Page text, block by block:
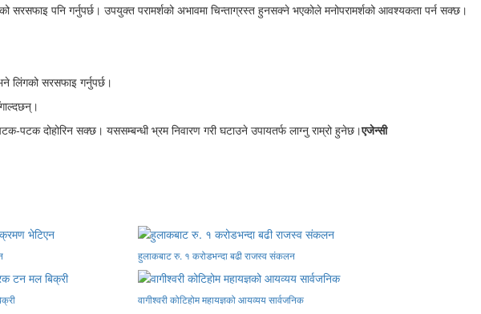
सरसफाइ पनि गर्नुपर्छ। उपयुक्त परामर्शको अभावमा चिन्ताग्रस्त हुनसक्ने भएकोले मनोपरामर्शको आवश्यकता पर्न सक्छ।
लिंगको सरसफाइ गर्नुपर्छ।
पटक दोहोरिन सक्छ। यससम्बन्धी भ्रम निवारण गरी घटाउने उपायतर्फ लाग्नु राम्रो हुनेछ।एजेन्सी
हुलाकबाट रु. १ करोडभन्दा बढी राजस्व संकलन
वागीश्वरी कोटिहोम महायज्ञको आयव्यय सार्वजनिक